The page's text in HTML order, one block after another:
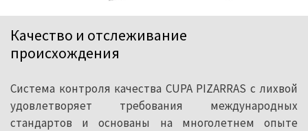
Качество и отслеживание
происхождения
Система контроля качества CUPA PIZARRAS с лихвой
удовлетворяет требования международных
стандартов и основаны на многолетнем опыте